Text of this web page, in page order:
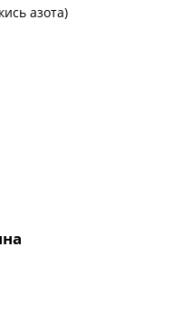
азота)